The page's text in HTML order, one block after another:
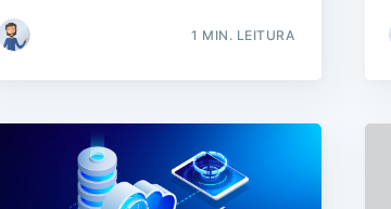
1 MIN. LEITURA